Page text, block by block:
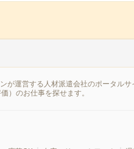
が運営する人材派遣会社のポータル
）のお仕事を探せます。